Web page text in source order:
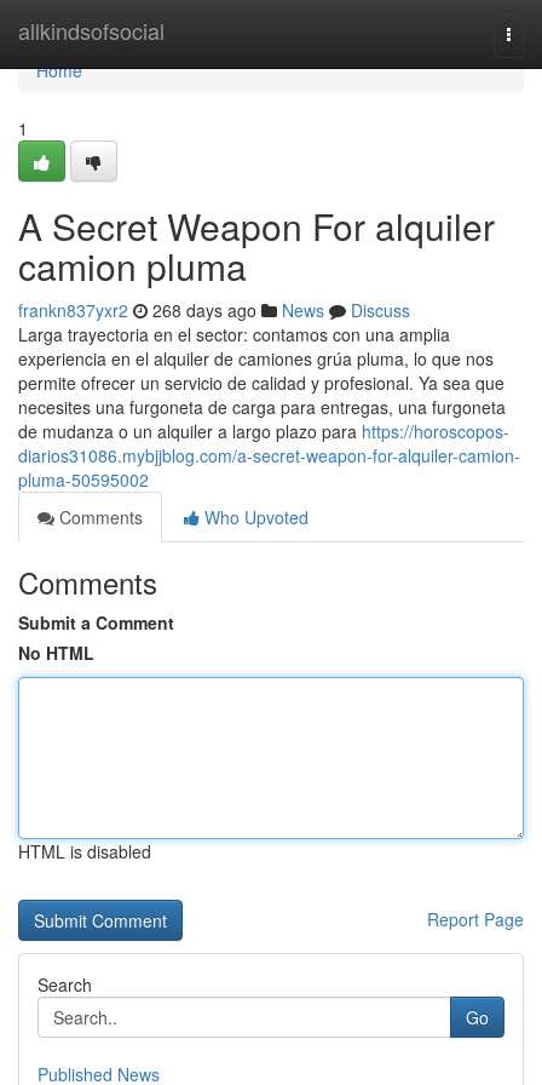
allkindsofsocial
Home
Home
1
A Secret Weapon For alquiler
camion pluma
frankn837yxr2 268 days ago News
Discuss
Larga trayectoria en el sector: contamos con una amplia
experiencia en el alquiler de camiones grúa pluma, lo que nos
permite ofrecer un servicio de calidad y profesional. Ya sea que
necesites una furgoneta de carga para entregas, una furgoneta
de mudanza o un alquiler a largo plazo para https://horoscopos-
diarios31086.mybjjblog.com/a-secret-weapon-for-alquiler-camion-
pluma-50595002
Comments
Who Upvoted
Comments
Submit a Comment
No HTML
HTML is disabled
Report Page
Search
Go
Published News